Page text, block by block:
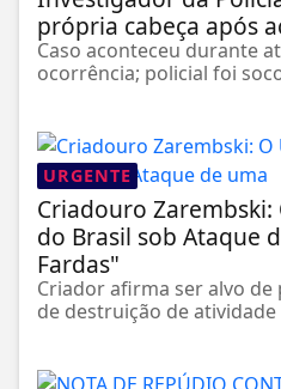
própria cabeça após
Caso aconteceu durante
ocorrência; policial foi
URGENTE
Criadouro Zarembski:
do Brasil sob Ataque
Fardas"
Criador afirma ser alvo
de destruição de